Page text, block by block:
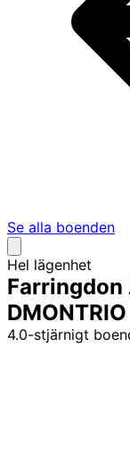
Se alla boenden
Hel lägenhet
DMONTRIO
4.0-stjärnigt